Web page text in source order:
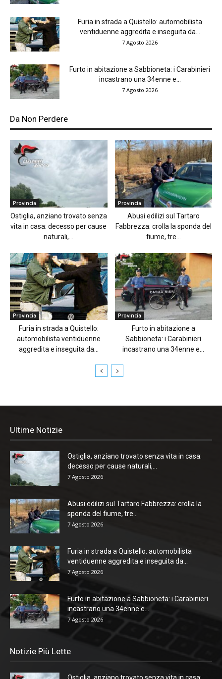
Furia in strada a Quistello: automobilista
ventiduenne aggredita e inseguita da...
7 Agosto 2026
Furto in abitazione a Sabbioneta: i Carabinieri
incastrano una 34enne e...
7 Agosto 2026
Da Non Perdere
Provincia
Ostiglia, anziano trovato senza
vita in casa: decesso per cause
naturali,...
Provincia
Abusi edilizi sul Tartaro
Fabbrezza: crolla la sponda del
fiume, tre...
Provincia
Furia in strada a Quistello:
automobilista ventiduenne
aggredita e inseguita da...
Provincia
Furto in abitazione a
Sabbioneta: i Carabinieri
incastrano una 34enne e...
Ultime Notizie
Ostiglia, anziano trovato senza vita in casa:
decesso per cause naturali,...
7 Agosto 2026
Abusi edilizi sul Tartaro Fabbrezza: crolla la
sponda del fiume, tre...
7 Agosto 2026
Furia in strada a Quistello: automobilista
ventiduenne aggredita e inseguita da...
7 Agosto 2026
Furto in abitazione a Sabbioneta: i Carabinieri
incastrano una 34enne e...
7 Agosto 2026
Notizie Più Lette